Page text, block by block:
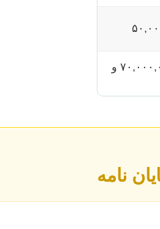
۳۰,۰۰۰,۰۰۰ به بالا (تا ۷۰,۰۰۰,۰۰۰ و
نامه